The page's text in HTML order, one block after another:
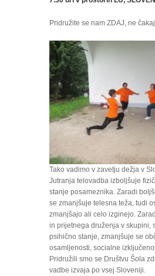
Pridružite se nam ZDAJ, ne
Tako vadimo v zavetju dežja v
Jutranja telovadba izboljšuje
stanje posameznika. Zaradi
se zmanjšuje telesna teža, tudi
zmanjšajo ali celo izginejo.
in prijetnega druženja v skupini,
psihično stanje, zmanjšuje se
osamljenosti, socialne
Pridružili smo se Društvu Šola
vadbe izvaja po vsej Sloveniji.